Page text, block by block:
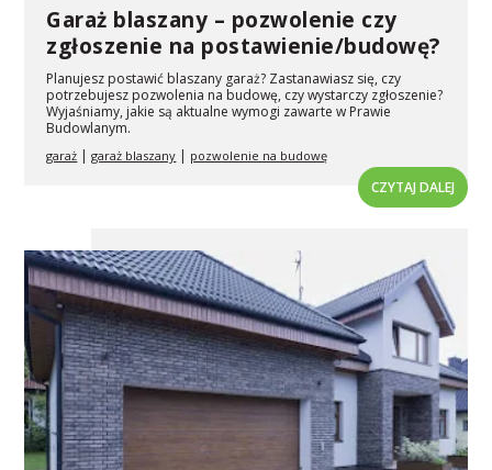
Garaż blaszany – pozwolenie czy
zgłoszenie na postawienie/budowę?
Planujesz postawić blaszany garaż? Zastanawiasz się, czy
potrzebujesz pozwolenia na budowę, czy wystarczy zgłoszenie?
Wyjaśniamy, jakie są aktualne wymogi zawarte w Prawie
Budowlanym.
garaż |garaż blaszany | pozwolenie na budowę
CZYTAJ DALEJ